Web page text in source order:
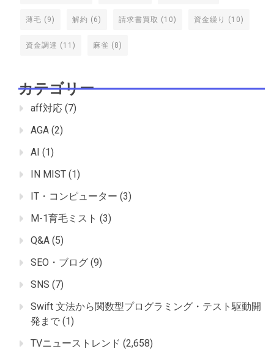
薄毛 (9) 解約 (6) 請求書買取 (10) 資金繰り (10)
資金調達 (11) 麻雀 (8)
カテゴリー
aff対応 (7)
AGA (2)
AI (1)
IN MIST (1)
IT・コンピューター (3)
M-1育毛ミスト (3)
Q&A (5)
SEO・ブログ (9)
SNS (7)
Swift 文法から関数型プログラミング・テスト駆動開
発まで (1)
TVニューストレンド (2,658)